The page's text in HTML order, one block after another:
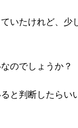
いたけれど、少
のでしょうか？
と判断したらい